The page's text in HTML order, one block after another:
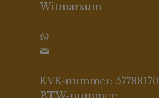
Witmarsum
info@debiosalon.nl
KVK-nummer: 57788170